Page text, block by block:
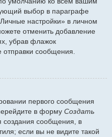
выбор в параграфе
настройки» в личном
отменить добавление
убрав флажок
сообщения.
первого сообщения
в форму Создать
сообщения, в
если вы не видите такой